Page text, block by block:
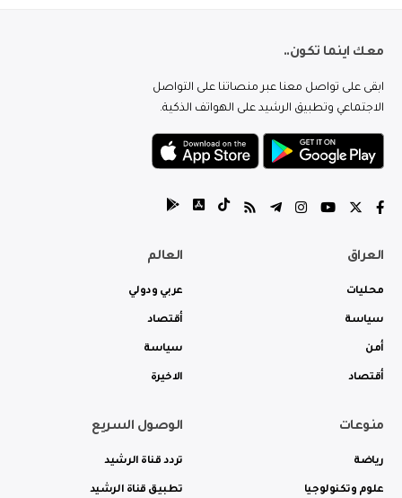
معك اينما تكون..
ابقى على تواصل معنا عبر منصاتنا على التواصل
الاجتماعي وتطبيق الرشيد على الهواتف الذكية.
العراق
محليات
سياسة
أمن
أقتصاد
العالم
عربي ودولي
أقتصاد
سياسة
الاخيرة
منوعات
رياضة
علوم وتكنولوجيا
الوصول السريع
تردد قناة الرشيد
تطبيق قناة الرشيد